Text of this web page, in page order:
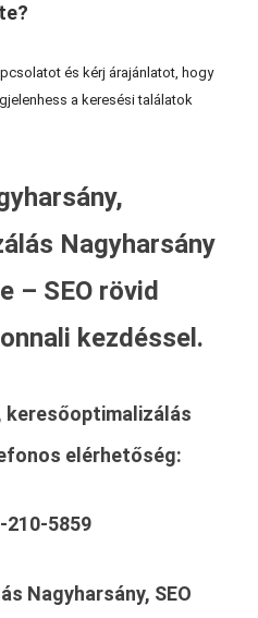
és kérj árajánlatot, hogy
a keresési találatok
Nagyharsány
– SEO rövid
kezdéssel.
keresőoptimalizálás
elérhetőség:
210-5859
Nagyharsány, SEO